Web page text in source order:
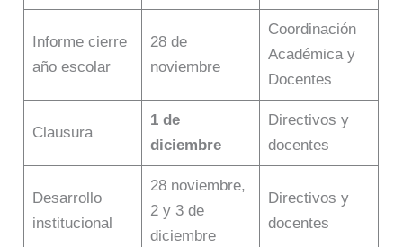
Informe cierre
año escolar
28 de
noviembre
Coordinación
Académica y
Docentes
Clausura
1 de
diciembre
Directivos y
docentes
Desarrollo
institucional
28 noviembre,
2 y 3 de
diciembre
Directivos y
docentes